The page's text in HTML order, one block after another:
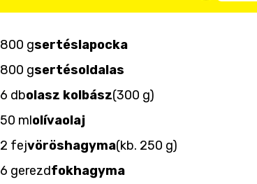
800 gsertéslapocka
800 gsertésoldalas
6 dbolasz kolbász(300 g)
50 mlolívaolaj
2 fejvöröshagyma(kb. 250 g)
6 gerezdfokhagyma